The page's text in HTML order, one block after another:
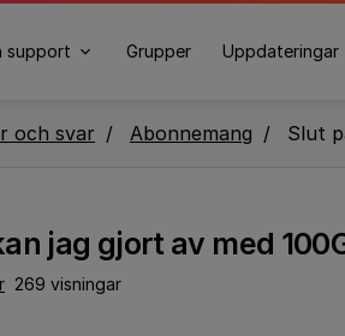
support Grupper Uppdateringar
och svar Abonnemang Slut
jag gjort av med
269 visningar